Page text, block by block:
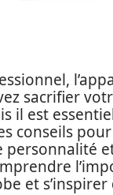
sacrifier
il est
conseils
personnalité
et s’inspirer